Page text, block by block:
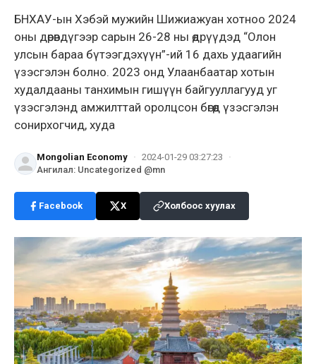
БНХАУ-ын Хэбэй мужийн Шижиажуан хотноо 2024
оны дөрөвдүгээр сарын 26-28 ны өдрүүдэд “Олон
улсын бараа бүтээгдэхүүн”-ий 16 дахь удаагийн
үзэсгэлэн болно. 2023 онд Улаанбаатар хотын
худалдааны танхимын гишүүн байгууллагууд уг
үзэсгэлэнд амжилттай оролцсон бөгөөд үзэсгэлэн
сонирхогчид, худа
Mongolian Economy · 2024-01-29 03:27:23
·
Ангилал: Uncategorized @mn
Facebook X Холбоос хуулах